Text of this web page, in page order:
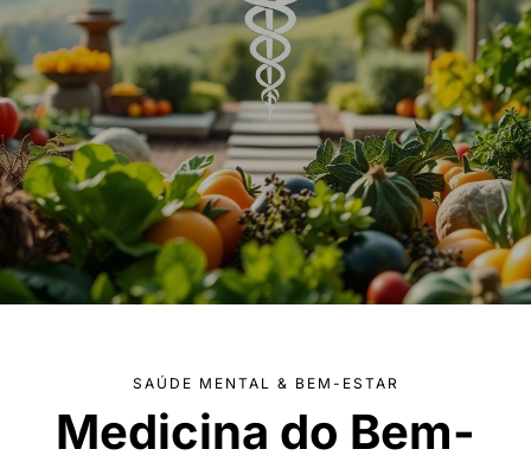
SAÚDE MENTAL & BEM-ESTAR
Medicina do Bem-